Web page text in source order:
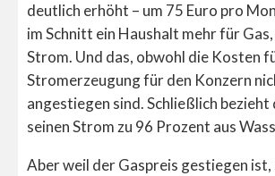
deutlich erhöht – um 75 Euro pro
im Schnitt ein Haushalt mehr für
Strom. Und das, obwohl die Kosten
Stromerzeugung für den Konzern
angestiegen sind. Schließlich bezieht
seinen Strom zu 96 Prozent aus
Aber weil der Gaspreis gestiegen ist,